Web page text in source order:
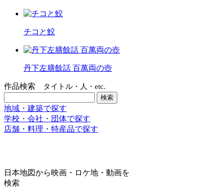
チコと鮫
丹下左膳餘話 百萬両の壺
作品検索 タイトル・人・etc.
地域・建築で探す
学校・会社・団体で探す
店舗・料理・特産品で探す
日本地図から映画・ロケ地・動画を
検索